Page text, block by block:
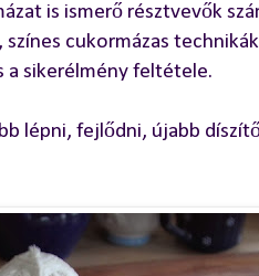
is ismerő résztvevők
cukormázas
a sikerélmény feltétele.
lépni, fejlődni, újabb